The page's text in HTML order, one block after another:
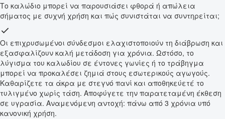
Το καλώδιο μπορεί να παρουσιάσει φθορά ή απώλεια
σήματος με συχνή χρήση και πώς συνιστάται να συντηρείται;
Οι επιχρυσωμένοι σύνδεσμοι ελαχιστοποιούν τη διάβρωση και
εξασφαλίζουν καλή μετάδοση για χρόνια. Ωστόσο, το
λύγισμα του καλωδίου σε έντονες γωνίες ή το τράβηγμα
μπορεί να προκαλέσει ζημιά στους εσωτερικούς αγωγούς.
Καθαρίζετε τα άκρα με στεγνό πανί και αποθηκεύετέ το
τυλιγμένο χωρίς τάση. Αποφύγετε την παρατεταμένη έκθεση
σε υγρασία. Αναμενόμενη αντοχή: πάνω από 3 χρόνια υπό
κανονική χρήση.